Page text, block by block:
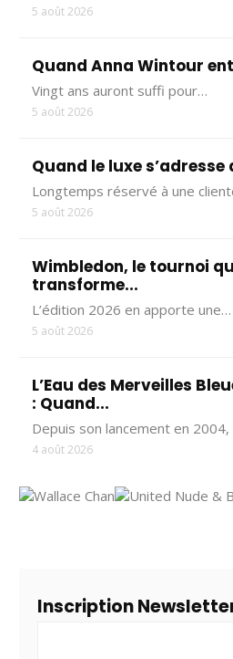
5 août 2026
Quand Anna Wintour
Vingt ans auront suffi pour…
5 août 2026
Quand le luxe s’adresse
Longtemps réservé à une
5 août 2026
Wimbledon, le tournoi
transforme...
L’édition 2026 en apporte une…
5 août 2026
L’Eau des Merveilles
: Quand...
Depuis son lancement en 2004,
4 août 2026
Inscription